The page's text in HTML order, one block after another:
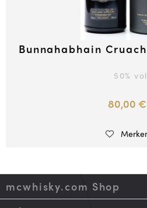
Bunnahabhain
50% vol
80,00
mcwhisky.com Shop